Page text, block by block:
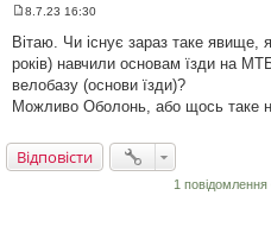
в
і
о
м
н
н
8.7.23 16:30
Вітаю. Чи існує зараз таке явище,
років) навчили основам їзди на
велобазу (основи їзди)?
Можливо Оболонь, або щось таке
Відповісти
1 повідомлення